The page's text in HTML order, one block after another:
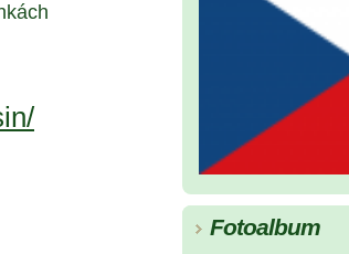
Fotoalbum